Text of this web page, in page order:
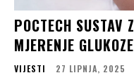
POCTECH SUSTAV
MJERENJE GLUKOZE
VIJESTI 27 LIPNJA, 2025